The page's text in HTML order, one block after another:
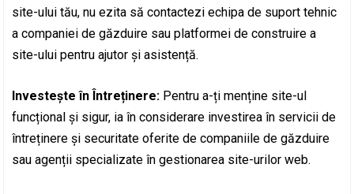
site-ului tău, nu ezita să contactezi echipa de suport tehnic
a companiei de găzduire sau platformei de construire a
site-ului pentru ajutor și asistență.
Investește în Întreținere: Pentru a-ți menține site-ul
funcțional și sigur, ia în considerare investirea în servicii de
întreținere și securitate oferite de companiile de găzduire
sau agenții specializate în gestionarea site-urilor web.